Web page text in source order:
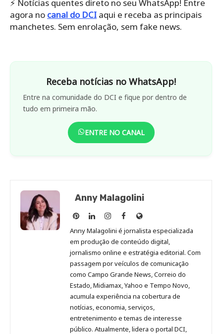
⚡️ Notícias quentes direto no seu WhatsApp! Entre
agora no canal do DCI aqui e receba as principais
manchetes. Sem enrolação, sem fake news.
Receba notícias no WhatsApp!
Entre na comunidade do DCI e fique por dentro de
tudo em primeira mão.
ENTRE NO CANAL
Anny Malagolini
Anny
Malagolini
no
Pinterest
Anny
Malagolini
no
LinkedIn
Anny
Malagolini
no
Instagram
Anny
Malagolini
no
Facebook
Site
de
Anny
Malagolini
Anny Malagolini é jornalista especializada
em produção de conteúdo digital,
jornalismo online e estratégia editorial. Com
passagem por veículos de comunicação
como Campo Grande News, Correio do
Estado, Midiamax, Yahoo e Tempo Novo,
acumula experiência na cobertura de
notícias, economia, serviços,
entretenimento e temas de interesse
público. Atualmente, lidera o portal DCI,